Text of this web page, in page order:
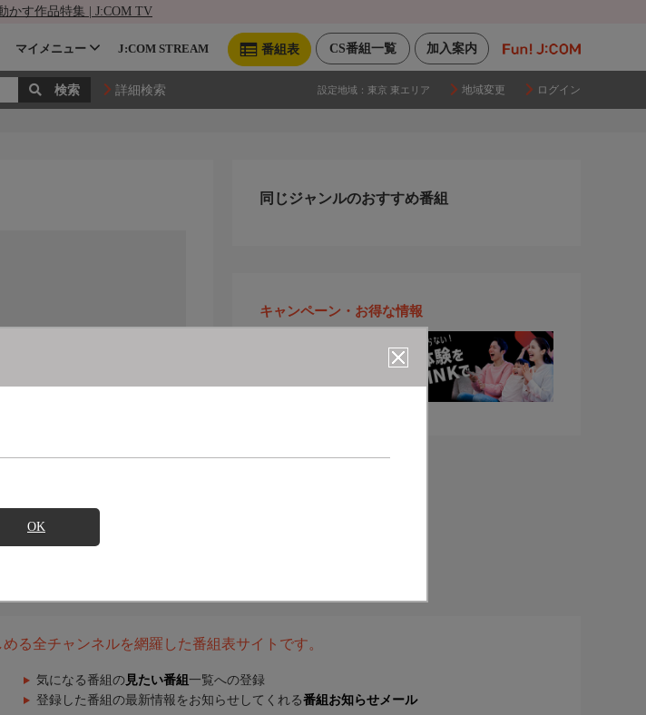
かす作品特集 | J:COM TV
加入案内
CS番組一覧
番組表
マイメニュー J:COM STREAM
詳細検索 設定地域： 東京 東エリア 地域変更 ログイン
OK
同じジャンルのおすすめ番組
キャンペーン・お得な情報
る全チャンネルを網羅した番組表サイトです。
気になる番組の 見たい番組 一覧への登録
登録した番組の最新情報をお知らせしてくれる番組お知らせメール